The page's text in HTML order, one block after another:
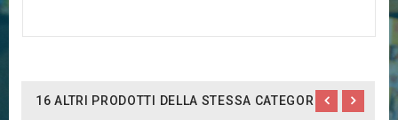
16 ALTRI PRODOTTI DELLA STESSA CATEGORIA: